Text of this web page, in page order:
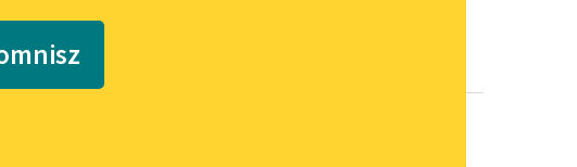
w formacie PDF